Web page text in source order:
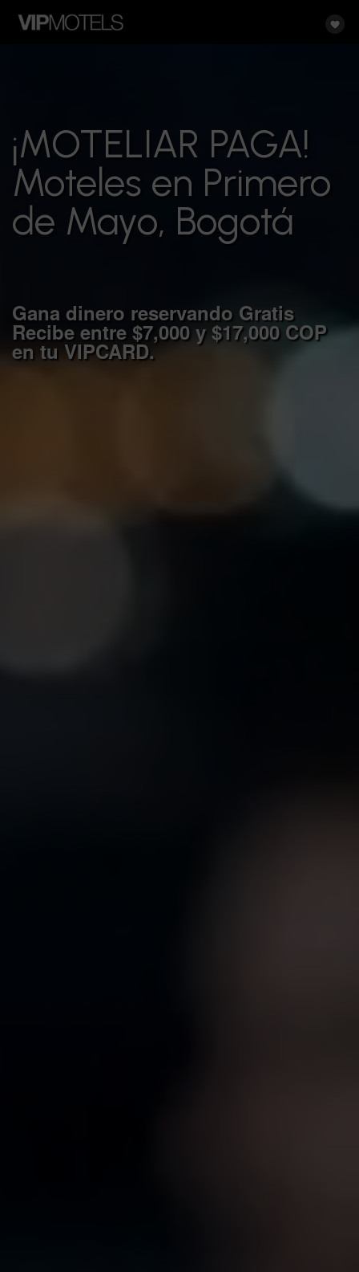
¡MOTELIAR PAGA!
Moteles en Primero
de Mayo, Bogotá
Gana dinero reservando Gratis
Recibe entre $7,000 y $17,000 COP
en tuVIPCARD.